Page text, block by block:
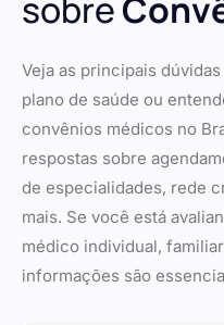
sobre
Veja as principais
plano de saúde ou
convênios médicos no
respostas sobre
de especialidades, rede
mais. Se você está
médico individual,
informações são